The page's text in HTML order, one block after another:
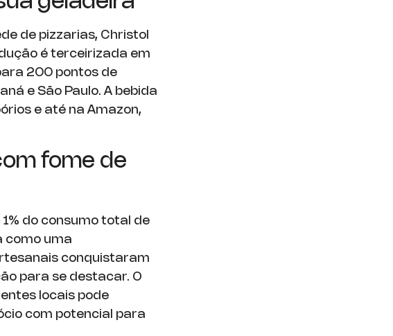
de pizzarias, Christol
é terceirizada em
200 pontos de
e São Paulo. A bebida
e até na Amazon,
fome de
do consumo total de
como uma
conquistaram
para se destacar. O
locais pode
com potencial para